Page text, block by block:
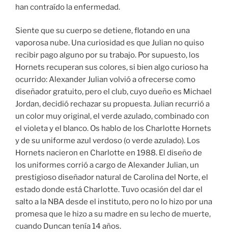
han contraído la enfermedad.
Siente que su cuerpo se detiene, flotando en una
vaporosa nube. Una curiosidad es que Julian no quiso
recibir pago alguno por su trabajo. Por supuesto, los
Hornets recuperan sus colores, si bien algo curioso ha
ocurrido: Alexander Julian volvió a ofrecerse como
diseñador gratuito, pero el club, cuyo dueño es Michael
Jordan, decidió rechazar su propuesta. Julian recurrió a
un color muy original, el verde azulado, combinado con
el violeta y el blanco. Os hablo de los Charlotte Hornets
y de su uniforme azul verdoso (o verde azulado). Los
Hornets nacieron en Charlotte en 1988. El diseño de
los uniformes corrió a cargo de Alexander Julian, un
prestigioso diseñador natural de Carolina del Norte, el
estado donde está Charlotte. Tuvo ocasión del dar el
salto a la NBA desde el instituto, pero no lo hizo por una
promesa que le hizo a su madre en su lecho de muerte,
cuando Duncan tenía 14 años.